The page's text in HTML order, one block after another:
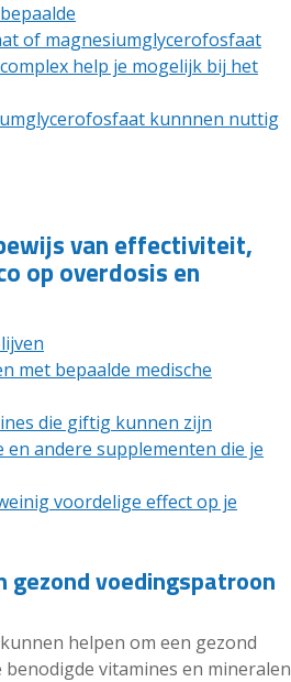
of magnesiumglycerofosfaat
help je mogelijk bij het
kunnnen nuttig
van effectiviteit,
op overdosis en
met bepaalde medische
die giftig kunnen zijn
andere supplementen die je
voordelige effect op je
​​gezond voedingspatroon
helpen om een gezond
vitamines en mineralen